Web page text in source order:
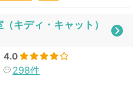
キディ・キャット）
4.0
298件